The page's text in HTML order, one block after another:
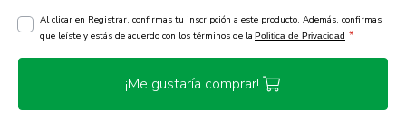
Al clicar en Registrar, confirmas tu inscripción a este producto. Además, confirmas
que leíste y estás de acuerdo con los términos de la Política de Privacidad *
¡Me gustaría comprar!